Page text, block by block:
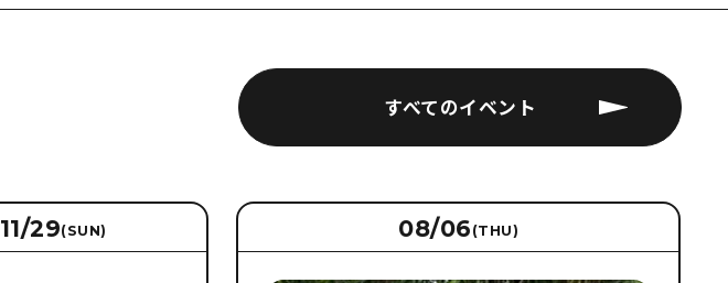
すべてのイベント
11/29(SUN) 08/06 (THU)